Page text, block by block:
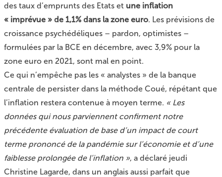
des taux d’emprunts des Etats et une inflation
« imprévue » de 1,1% dans la zone euro. Les prévisions de
croissance psychédéliques – pardon, optimistes –
formulées par la BCE en décembre, avec 3,9% pour la
zone euro en 2021, sont mal en point.
Ce qui n’empêche pas les « analystes » de la banque
centrale de persister dans la méthode Coué, répétant que
l’inflation restera contenue à moyen terme. « Les
données qui nous parviennent confirment notre
précédente évaluation de base d’un impact de court
terme prononcé de la pandémie sur l’économie et d’une
faiblesse prolongée de l’inflation », a déclaré jeudi
Christine Lagarde, dans un anglais aussi parfait que